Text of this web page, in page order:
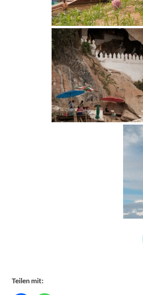
Teilen mit: